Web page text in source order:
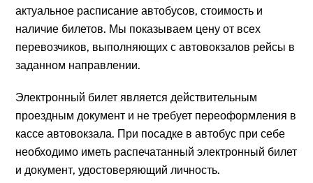
актуальное расписание автобусов, стоимость и
наличие билетов. Мы показываем цену от всех
перевозчиков, выполняющих с автовокзалов рейсы в
заданном направлении.
Электронный билет является действительным
проездным документ и не требует переоформления в
кассе автовокзала. При посадке в автобус при себе
необходимо иметь распечатанный электронный билет
и документ, удостоверяющий личность.